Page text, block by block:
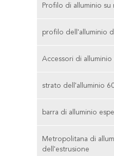
Profilo di alluminio su
profilo dell'alluminio
Accessori di
strato dell'alluminio
barra di alluminio
Metropolitana di
dell'estrusione